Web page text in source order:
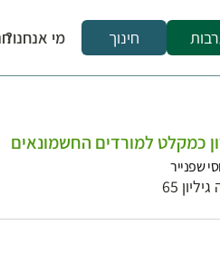
חינוך מי אנחנו?
כמקלט למורדים החשמונאים
שפנייר
65